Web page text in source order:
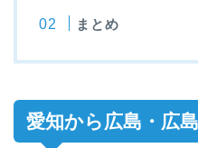
まとめ
愛知から広島・広